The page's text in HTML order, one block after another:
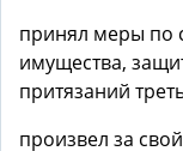
принял меры по
имущества,
притязаний
произвел за